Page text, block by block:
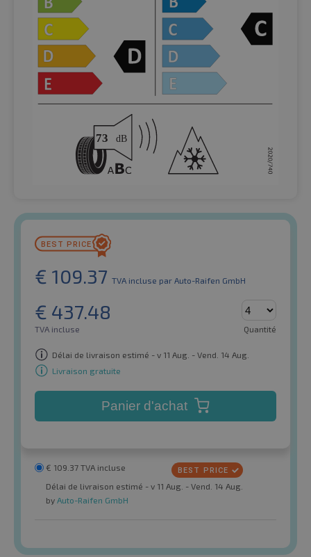
€ 109.37 TVA incluse par Auto-Raifen GmbH
€ 437.48
TVA incluse Quantité
Délai de livraison estimé - v 11 Aug. - Vend. 14 Aug.
Livraison gratuite
Panier d'achat
€ 109.37 TVA incluse
Délai de livraison estimé - v 11 Aug. - Vend. 14 Aug.
by Auto-Raifen GmbH